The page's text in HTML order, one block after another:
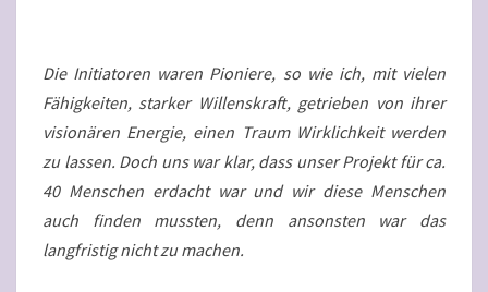
Die Initiatoren waren Pioniere, so wie ich, mit vielen
Fähigkeiten, starker Willenskraft, getrieben von ihrer
visionären Energie, einen Traum Wirklichkeit werden
zu lassen. Doch uns war klar, dass unser Projekt für ca.
40 Menschen erdacht war und wir diese Menschen
auch finden mussten, denn ansonsten war das
langfristig nicht zu machen.